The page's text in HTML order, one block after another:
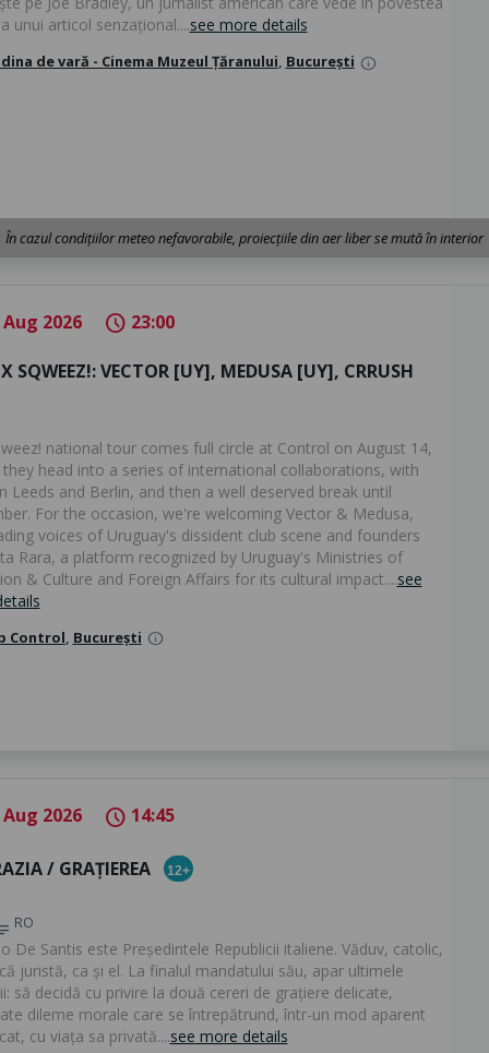
unui articol senzațional....see more details
de vară - Cinema Muzeul Țăranului, București info
În cazul condițiilor meteo nefavorabile, proiecțiile din aer liber se mută în interior
Aug 2026 schedule 23:00
SQWEEZ!: VECTOR [UY], MEDUSA [UY], CRRUSH
national tour comes full circle at Control on August 14,
head into a series of international collaborations, with
Leeds and Berlin, and then a well deserved break until
For the occasion, we're welcoming Vector & Medusa,
voices of Uruguay's dissident club scene and founders
Rara, a platform recognized by Uruguay's Ministries of
& Culture and Foreign Affairs for its cultural impact....see
Control, București info
Aug 2026 schedule 14:45
/ GRAȚIEREA 12+
RO
De Santis este Președintele Republicii italiene. Văduv, catolic,
juristă, ca și el. La finalul mandatului său, apar ultimele
să decidă cu privire la două cereri de grațiere delicate,
dileme morale care se întrepătrund, într-un mod aparent
cu viața sa privată....see more details